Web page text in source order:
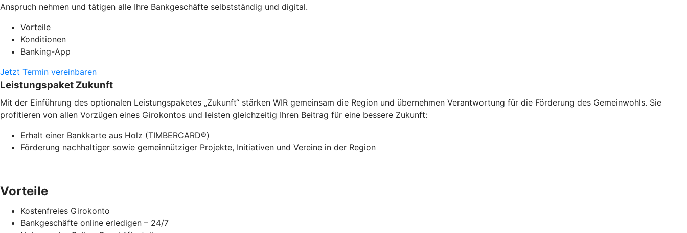
Anspruch nehmen und tätigen alle Ihre Bankgeschäfte selbstständig und digital.
Vorteile
Konditionen
Banking-App
Jetzt Termin vereinbaren
Leistungspaket Zukunft
Mit der Einführung des optionalen Leistungspaketes „Zukunft“ stärken WIR gemeinsam die Region und übernehmen Verantwortung für die Förderung des Gemeinwohls. Sie
profitieren von allen Vorzügen eines Girokontos und leisten gleichzeitig Ihren Beitrag für eine bessere Zukunft:
Erhalt einer Bankkarte aus Holz (TIMBERCARD®)
Förderung nachhaltiger sowie gemeinnütziger Projekte, Initiativen und Vereine in der Region
Vorteile
Kostenfreies Girokonto
Bankgeschäfte online erledigen – 24/7